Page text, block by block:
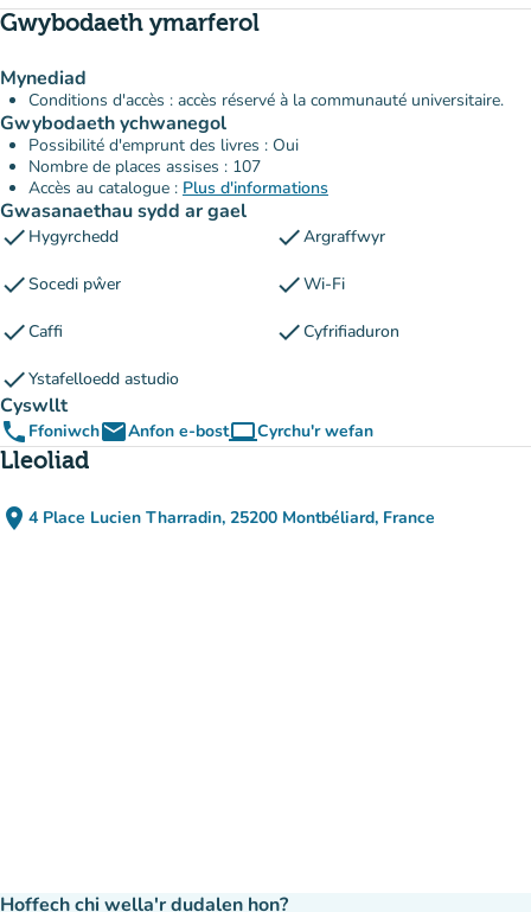
Gwybodaeth ymarferol
Mynediad
Conditions d'accès : accès réservé à la communauté universitaire.
Gwybodaeth ychwanegol
Possibilité d'emprunt des livres : Oui
Nombre de places assises : 107
Accès au catalogue : Plus d'informations
Gwasanaethau sydd ar gael
check Hygyrchedd checkArgraffwyr
checkSocedi pŵer checkWi-Fi
checkCaffi checkCyfrifiaduron
checkYstafelloedd astudio
Cyswllt
phone FfoniwchemailAnfon e-bostcomputerCyrchu'r wefan
(tab newydd)
Lleoliad
place 4 Place Lucien Tharradin, 25200 Montbéliard, France
(agor yn Google Maps)
(tab newydd)
Hoffech chi wella'r dudalen hon?